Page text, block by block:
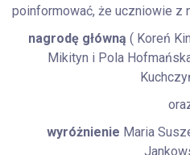
poinformować, że uczniowie z
nagrodę główną ( Koreń
Mikityn i Pola
wyróżnienie Maria